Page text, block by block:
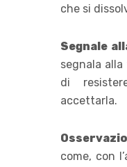
che si
Segnale
segnala
di
accettarla.
come, con